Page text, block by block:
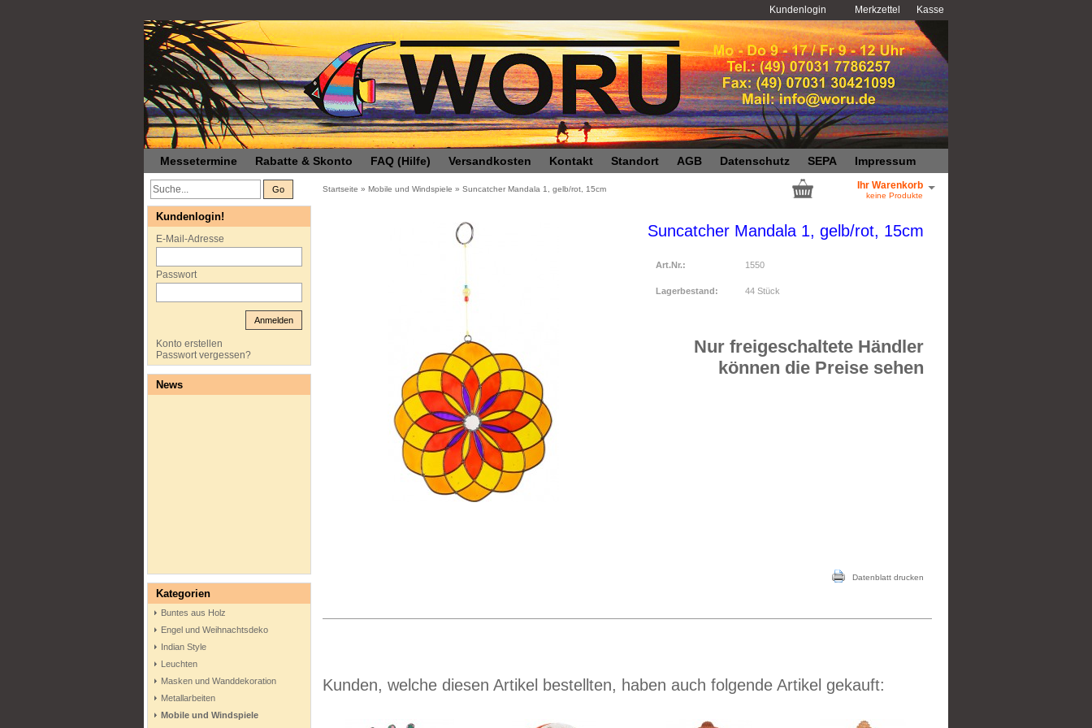
Kundenlogin Merkzettel Kasse
Messetermine Rabatte & Skonto FAQ (Hilfe) Versandkosten Kontakt Standort AGB Datenschutz SEPA Impressum
Go Startseite » Mobile und Windspiele » Suncatcher Mandala 1, gelb/rot, 15cm Ihr Warenkorb
keine Produkte
Suncatcher Mandala 1, gelb/rot, 15cm
Art.Nr.: 1550
Lagerbestand: 44 Stück
Nur freigeschaltete Händler
können die Preise sehen
Datenblatt drucken
Kunden, welche diesen Artikel bestellten, haben auch folgende Artikel gekauft:
Kundenlogin!
E-Mail-Adresse
Passwort
Anmelden
Konto erstellen
Passwort vergessen?
News
Kategorien
Buntes aus Holz
Engel und Weihnachtsdeko
Indian Style
Leuchten
Masken und Wanddekoration
Metallarbeiten
Mobile und Windspiele